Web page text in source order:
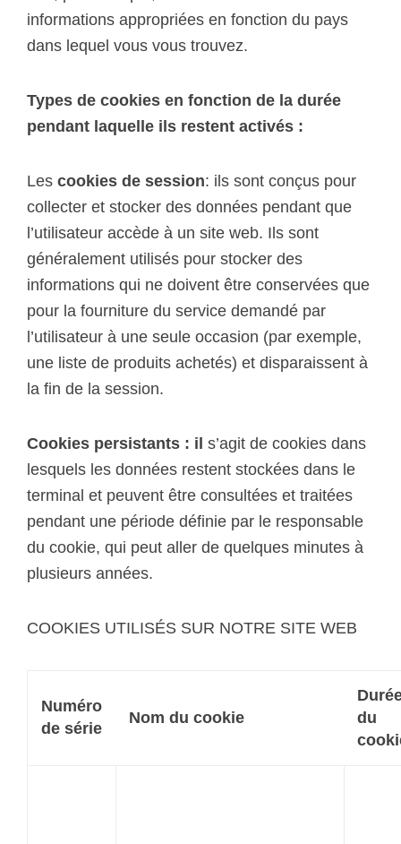
informations appropriées en fonction du pays
dans lequel vous vous trouvez.
Types de cookies en fonction de la durée
pendant laquelle ils restent activés :
Les cookies de session: ils sont conçus pour
collecter et stocker des données pendant que
l’utilisateur accède à un site web. Ils sont
généralement utilisés pour stocker des
informations qui ne doivent être conservées que
pour la fourniture du service demandé par
l’utilisateur à une seule occasion (par exemple,
une liste de produits achetés) et disparaissent à
la fin de la session.
Cookies persistants : il s’agit de cookies dans
lesquels les données restent stockées dans le
terminal et peuvent être consultées et traitées
pendant une période définie par le responsable
du cookie, qui peut aller de quelques minutes à
plusieurs années.
COOKIES UTILISÉS SUR NOTRE SITE WEB
Numéro
de série
Nom du cookie
du